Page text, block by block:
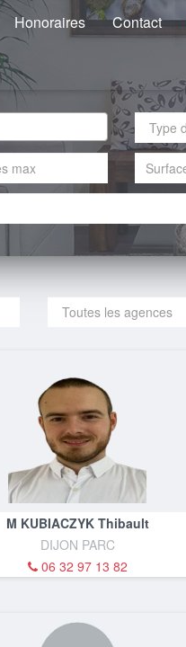
Honoraires Contact
M KUBIACZYK Thibault
DIJON PARC
06 32 97 13 82